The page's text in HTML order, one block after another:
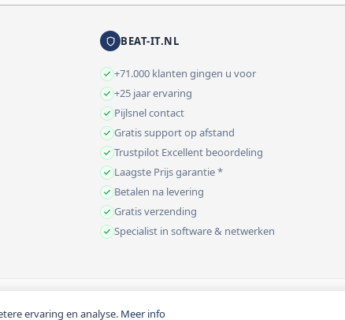
ervaring en analyse. Meer info
BEAT-IT.NL
+71.000 klanten gingen u voor
+25 jaar ervaring
Pijlsnel contact
Gratis support op afstand
Trustpilot Excellent beoordeling
Laagste Prijs garantie *
Betalen na levering
Gratis verzending
Specialist in software & netwerken
zijn excl. BTW tenzij anders vermeld.